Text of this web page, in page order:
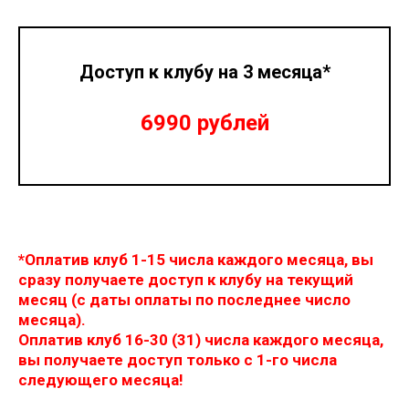
Доступ к клубу на 3 месяца*
6990 рублей
*Оплатив клуб 1-15 числа каждого месяца, вы
сразу получаете доступ к клубу на текущий
месяц (с даты оплаты по последнее число
месяца).
Оплатив клуб 16-30 (31) числа каждого месяца,
вы получаете доступ только с 1-го числа
следующего месяца!